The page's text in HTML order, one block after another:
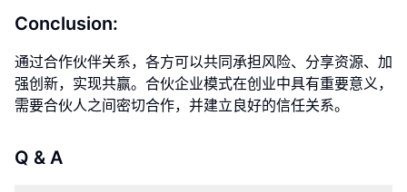
Conclusion:
通过合作伙伴关系，各方可以共同承担风险、分享资源、加
强创新，实现共赢。合伙企业模式在创业中具有重要意义，
需要合伙人之间密切合作，并建立良好的信任关系。
Q & A